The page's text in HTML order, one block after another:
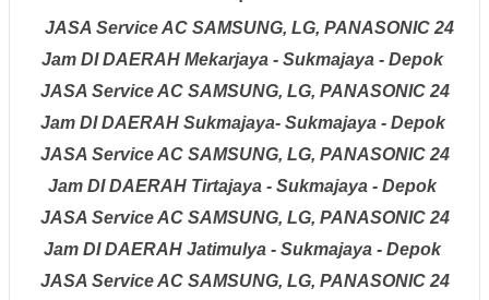
JASA Service AC SAMSUNG, LG, PANASONIC 24
Jam DI DAERAH Mekarjaya - Sukmajaya - Depok
JASA Service AC SAMSUNG, LG, PANASONIC 24
Jam DI DAERAH Sukmajaya- Sukmajaya - Depok
JASA Service AC SAMSUNG, LG, PANASONIC 24
Jam DI DAERAH Tirtajaya - Sukmajaya - Depok
JASA Service AC SAMSUNG, LG, PANASONIC 24
Jam DI DAERAH Jatimulya - Sukmajaya - Depok
JASA Service AC SAMSUNG, LG, PANASONIC 24